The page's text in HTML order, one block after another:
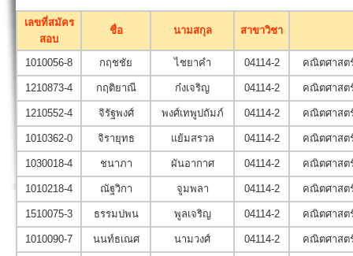
เลขที่สมัคร
สอบ
ชื่อ นามสกุล สาขาวิชา
1010056-8 กฤชชัย ไชยาคำ 04114-2 คณิตศาสต
1210873-4 กฤติยาณี ก๋งเจริญ 04114-2 คณิตศาสต
1210552-4 จิรัฐพงศ์ พงศ์เทพูปถัมภ์ 04114-2 คณิตศาสต
1010362-0 จิรายุทธ แย้มสรวล 04114-2 คณิตศาสต
1030018-4 ชนาภา ผันอากาศ 04114-2 คณิตศาสต
1010218-4 ณัฐวิกา จูมพลา 04114-2 คณิตศาสต
1510075-3 ธรรมปพน พูลเจริญ 04114-2 คณิตศาสต
1010090-7 นนท์ธเณศ นามวงศ์ 04114-2 คณิตศาสต